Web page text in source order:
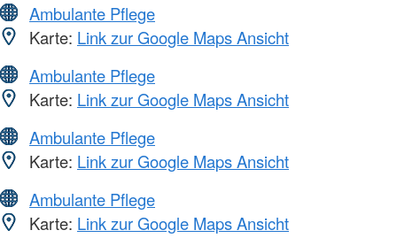
Ambulante Pflege
Karte: Link zur Google Maps Ansicht
Ambulante Pflege
Karte: Link zur Google Maps Ansicht
Ambulante Pflege
Karte: Link zur Google Maps Ansicht
Ambulante Pflege
Karte: Link zur Google Maps Ansicht